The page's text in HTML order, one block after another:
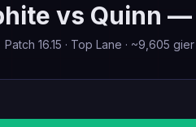
vs Quinn —
Patch 16.15 · Top Lane · ~9,605 gier